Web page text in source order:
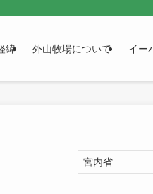
緯 外山牧場について イー